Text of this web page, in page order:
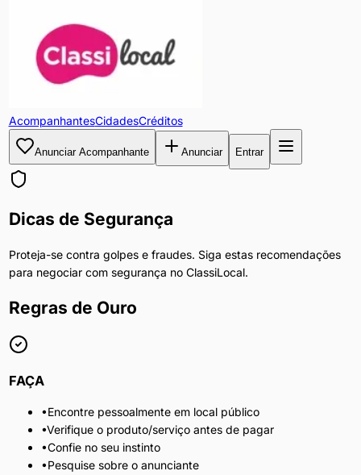
AcompanhantesCidadesCréditos
Anunciar Acompanhante Anunciar Entrar
Dicas de Segurança
Proteja-se contra golpes e fraudes. Siga estas recomendações
para negociar com segurança no ClassiLocal.
Regras de Ouro
FAÇA
•Encontre pessoalmente em local público
•Verifique o produto/serviço antes de pagar
•Confie no seu instinto
•Pesquise sobre o anunciante